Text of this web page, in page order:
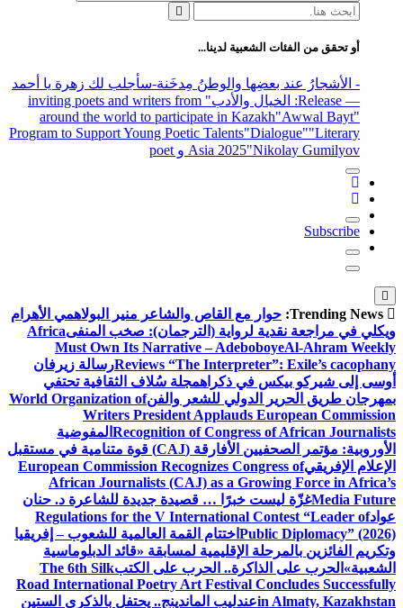
البحث
أو تحقق من الفئات الشعبية لدينا...
- الأشجارُ عند بعضِها والوطنُ مِدخَنة-سأجلب لك زهرة يا أحمد
— Release
: الخيال والأدب
" inviting poets and writers from
around the world to participate in Kazakh"Awwal Bayt"
Program to Support Young Poetic Talents"Dialogue""Literary
Asia 2025"Nikolay Gumilyov و poet
Subscribe
حوار مع القاص والشاعر منير البولاهمي الأهرام
ويكلي في مراجعة نقدية لرواية (الترجمان): صخب المنفىAfrica
Must Own Its Narrative – AdeboboyeAl-Ahram Weekly
Reviews “The Interpreter”: Exile’s cacophanyرسالة زيرفان
أوسى إلى شيركو بيكس في ذكراهمجلة سُلاف الثقافية تحتفي
بمهرجان طريق الحرير الدولي للشعر والفنWorld Organization of
Writers President Applauds European Commission
Recognition of Congress of African Journalists المفوضية
الأوروبية: مؤتمر الصحفيين الأفارقة (CAJ) قوة متنامية في مستقبل
الإعلام الإفريقيEuropean Commission Recognizes Congress of
African Journalists (CAJ) as a Growing Force in Africa’s
Media Futureغزّة ليست خبرًا … قصيدة جديدة للشاعرة د. حنان
عوادRegulations for the V International Contest “Leader of
Public Diplomacy” (2026) اختتام القمة العالمية للشعوب – إفريقيا
وتكريم الفائزين بالمرحلة الإقليمية لمسابقة «قائد الدبلوماسية
الشعبية» الحرب على الذاكرة.. الحرب على الكتبThe 6th Silk
Road International Poetry Art Festival Concludes Successfully
in Almaty, Kazakhstanعندليب الماندينج.. يحتفل بالذكرى الستين